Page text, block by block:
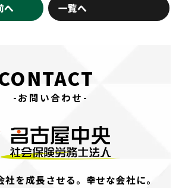
へ 一覧へ
-お問い合わせ-
を成長させる。幸せな会社に。